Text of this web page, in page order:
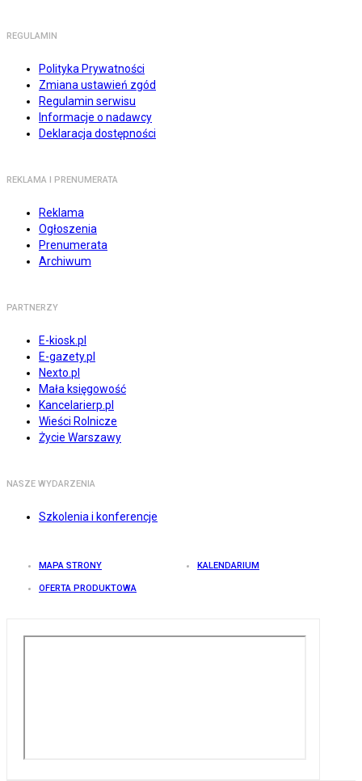
REGULAMIN
Polityka Prywatności
Zmiana ustawień zgód
Regulamin serwisu
Informacje o nadawcy
Deklaracja dostępności
REKLAMA I PRENUMERATA
Reklama
Ogłoszenia
Prenumerata
Archiwum
PARTNERZY
E-kiosk.pl
E-gazety.pl
Nexto.pl
Mała księgowość
Kancelarierp.pl
Wieści Rolnicze
Życie Warszawy
NASZE WYDARZENIA
Szkolenia i konferencje
MAPA STRONY KALENDARIUM
OFERTA PRODUKTOWA